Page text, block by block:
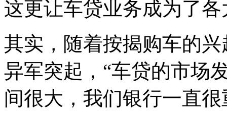
这更让车贷业务成为了
其实，随着按揭购车的
异军突起，“车贷的市场
间很大，我们银行一直